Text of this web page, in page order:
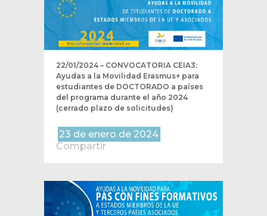
22/01/2024 – CONVOCATORIA CEIA3:
Ayudas a la Movilidad Erasmus+ para
estudiantes de DOCTORADO a países
del programa durante el año 2024
(cerrado plazo de solicitudes)
23 de enero de 2024
Compartir